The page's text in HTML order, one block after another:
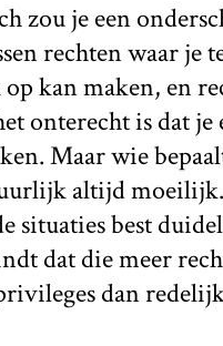
zou je een
rechten waar je
op kan maken, en
onterecht is dat je
Maar wie
altijd
situaties best
dat die meer
dan